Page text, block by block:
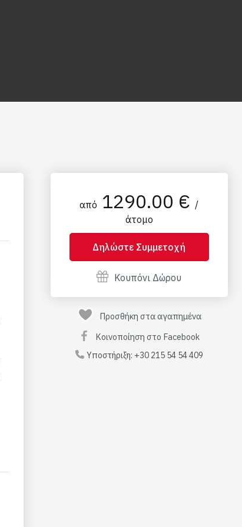
από 1290.00 €/
άτομο
Δηλώστε Συμμετοχή
Κουπόνι Δώρου
Προσθήκη στα αγαπημένα
Κοινοποίηση στο Facebook
Υποστήριξη: +30 215 54 54 409